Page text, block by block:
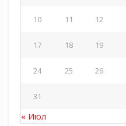
10 11 12
17 18 19
24 25 26
31
« Июл